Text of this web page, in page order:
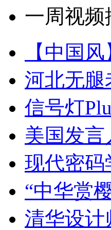
一周视频
【中国
河北无腿
信号灯
美国发
现代密
“中华赏
清华设计